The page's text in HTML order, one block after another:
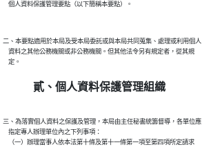
二、本要點適用於本局及受本局委託或與本局共同蒐集、處理或利用個人
    資料之其他公務機關或非公務機關。但其他法令另有規定者，從其規
貳、個人資料保護管理組織
三、為落實個人資料之保護及管理，本局由主任秘書統籌督導，各單位應
    指定專人辦理單位內之下列事項：
    （一）辦理當事人依本法第十條及第十一條第一項至第四項所定請求